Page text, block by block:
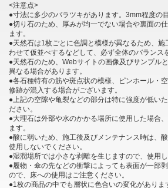
<注意点>
●寸法に多少のバラツキがあります。3mm程度の
●切り石のため、厚みが均一でない場合や裏面の
ます。
●天然石は1枚ごとに色調と模様が異なるため、施
わせて仮並べするなどして、必ず全体のバランス
●天然石のため、Webサイトの画像及びサンプル
異なる場合があります。
●各石種特有の筋や斑点状の模様、ピンホール・
修跡が混入する場合がございます。
●上記の空隙や亀裂などの部分は特に強度が低い
ださい。
●大理石は外部や水のかかる場所に使用した場合
ます。
●酸に弱いため、施工後及びメンテナンス時は、
使用しないでください。
●湿潤場所では小さな剥離を生じますので、使用し
●履物・傘の先などの衝撃によっても表面が一部
ので、床への使用はご注意ください。
●1枚の商品の中でも層状に色合いの変化がありま